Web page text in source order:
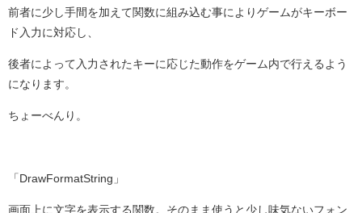
前者に少し手間を加えて関数に組み込む事によりゲームがキーボー
ド入力に対応し、
後者によって入力されたキーに応じた動作をゲーム内で行えるよう
になります。
ちょーべんり。
「DrawFormatString」
画面上に文字を表示する関数。そのまま使うと少し味気ないフォン